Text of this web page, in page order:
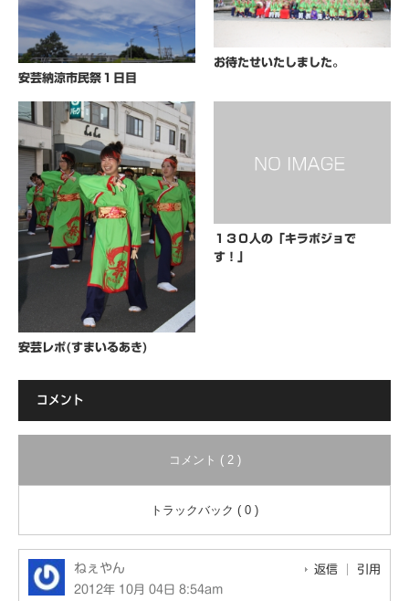
安芸納涼市民祭１日目
お待たせいたしました。
安芸レポ(すまいるあき)
１３０人の「キラポジョで
す！」
コメント
コメント ( 2 )
トラックバック ( 0 )
ねぇやん
2012年 10月 04日 8:54am
返信 引用